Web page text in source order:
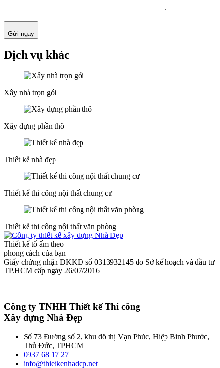
Gửi ngay
Dịch vụ khác
Xây nhà trọn gói
Xây dựng phần thô
Thiết kế nhà đẹp
Thiết kế thi công nội thất chung cư
Thiết kế thi công nội thất văn phòng
Thiết kế tổ ấm theo
phong cách của bạn
Giấy chứng nhận ĐKKD số 0313932145 do Sở kế hoạch và đầu tư
TP.HCM cấp ngày 26/07/2016
Công ty TNHH Thiết kế Thi công
Xây dựng Nhà Đẹp
Số 73 Đường số 2, khu đô thị Vạn Phúc, Hiệp Bình Phước,
Thủ Đức, TPHCM
0937 68 17 27
info@thietkenhadep.net